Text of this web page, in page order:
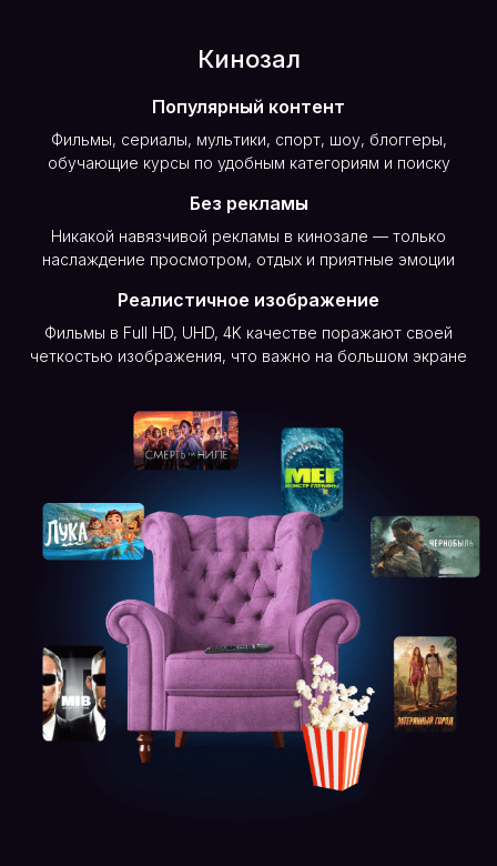
Кинозал
Популярный контент
Фильмы, сериалы, мультики, спорт, шоу, блоггеры,
обучающие курсы по удобным категориям и поиску
Без рекламы
Никакой навязчивой рекламы в кинозале — только
наслаждение просмотром, отдых и приятные эмоции
Реалистичное изображение
Фильмы в Full HD, UHD, 4K качестве поражают своей
четкостью изображения, что важно на большом экране